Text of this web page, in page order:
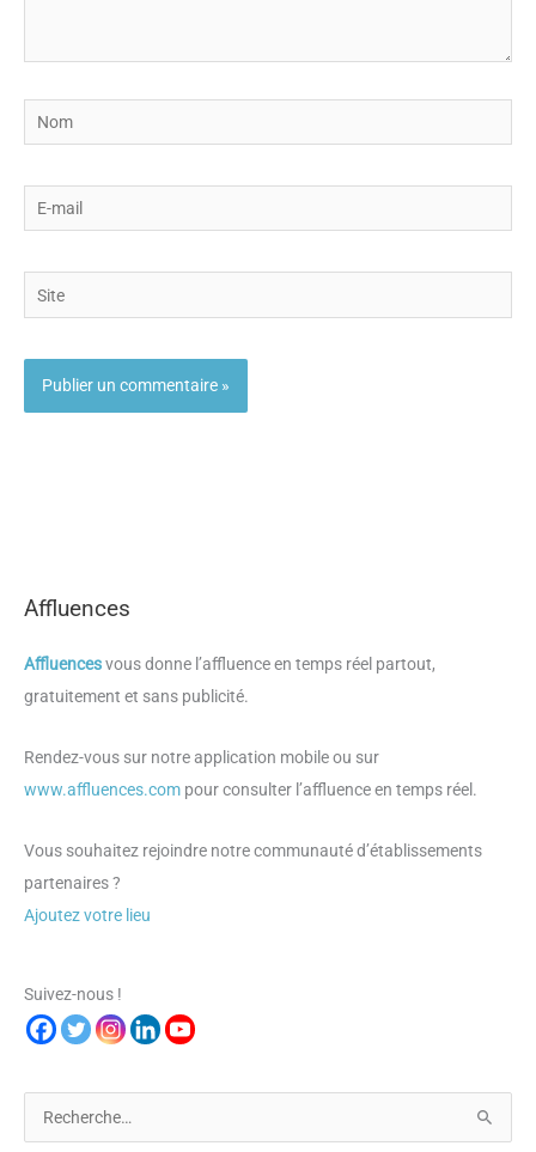
Nom
mail
Site
Affluences
Affluencesvous donne l’affluence en temps réel partout,
gratuitement et sans publicité.
Rendez-vous sur notre application mobile ou sur
www.affluences.com pour consulter l’affluence en temps réel.
Vous souhaitez rejoindre notre communauté d’établissements
partenaires ?
Ajoutez votre lieu
Suivez-nous !
e